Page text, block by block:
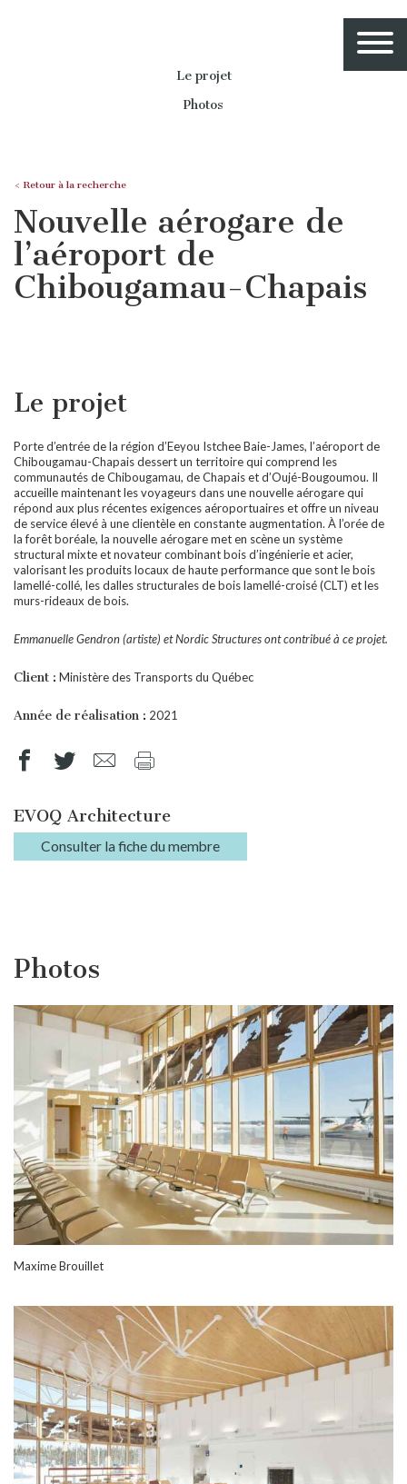
Le projet
Photos
< Retour à la recherche
Nouvelle aérogare de
l’aéroport de
Chibougamau-Chapais
Le projet
Porte d’entrée de la région d’Eeyou Istchee Baie-James, l’aéroport de
Chibougamau-Chapais dessert un territoire qui comprend les
communautés de Chibougamau, de Chapais et d’Oujé-Bougoumou. Il
accueille maintenant les voyageurs dans une nouvelle aérogare qui
répond aux plus récentes exigences aéroportuaires et offre un niveau
de service élevé à une clientèle en constante augmentation. À l’orée de
la forêt boréale, la nouvelle aérogare met en scène un système
structural mixte et novateur combinant bois d’ingénierie et acier,
valorisant les produits locaux de haute performance que sont le bois
lamellé-collé, les dalles structurales de bois lamellé-croisé (CLT) et les
murs-rideaux de bois.
Emmanuelle Gendron (artiste) et Nordic Structures ont contribué à ce projet.
Client : Ministère des Transports du Québec
Année de réalisation : 2021
EVOQ Architecture
Consulter la fiche du membre
Photos
Maxime Brouillet